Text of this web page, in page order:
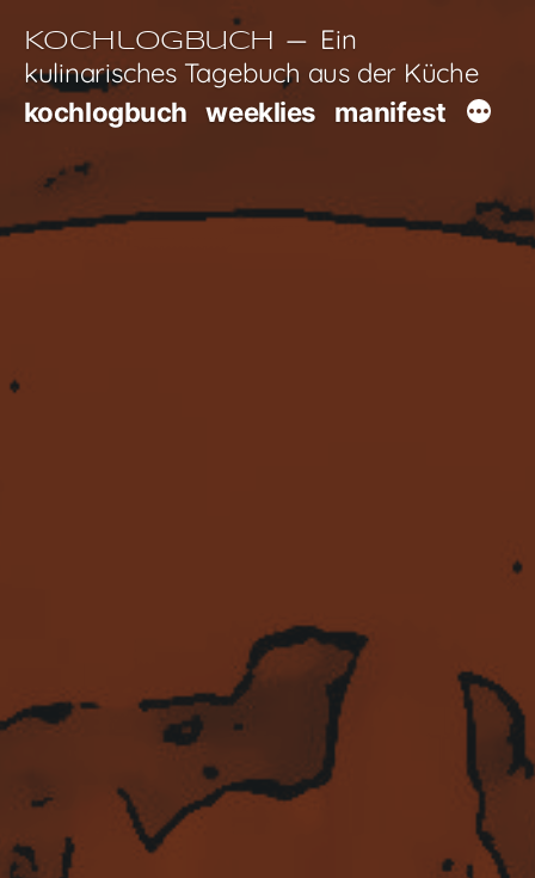
Inhalt
springen
Kochlogbuch
Ein
kulinarisches Tagebuch aus der Küche
kochlogbuch weeklies manifest